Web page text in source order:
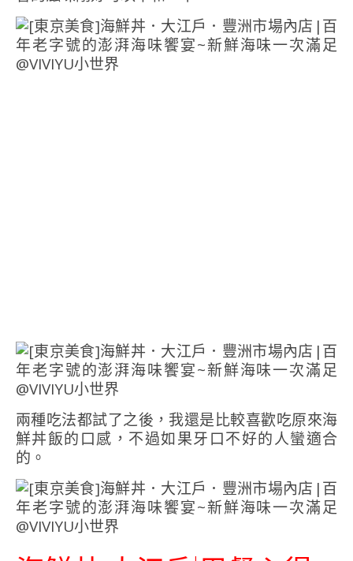
兩種吃法都試了之後，我還是比較喜歡吃原來海
鮮丼飯的口感，不過如果牙口不好的人蠻適合
的。